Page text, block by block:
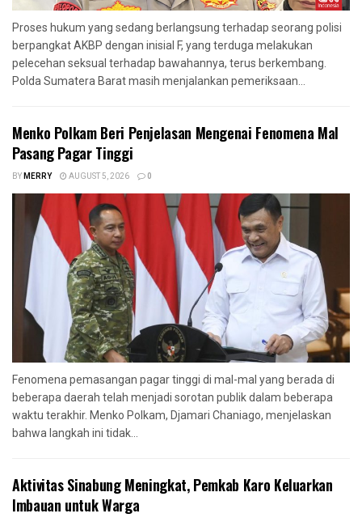
Proses hukum yang sedang berlangsung terhadap seorang polisi
berpangkat AKBP dengan inisial F, yang terduga melakukan
pelecehan seksual terhadap bawahannya, terus berkembang.
Polda Sumatera Barat masih menjalankan pemeriksaan...
Menko Polkam Beri Penjelasan Mengenai Fenomena Mal
Pasang Pagar Tinggi
BYMERRY AUGUST 5, 2026 0
Fenomena pemasangan pagar tinggi di mal-mal yang berada di
beberapa daerah telah menjadi sorotan publik dalam beberapa
waktu terakhir. Menko Polkam, Djamari Chaniago, menjelaskan
bahwa langkah ini tidak...
Aktivitas Sinabung Meningkat, Pemkab Karo Keluarkan
Imbauan untuk Warga